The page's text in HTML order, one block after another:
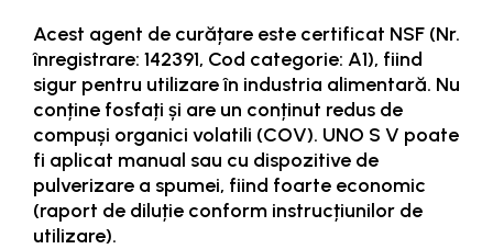
Acest agent de curățare este certificat NSF (Nr.
înregistrare: 142391, Cod categorie: A1), fiind
sigur pentru utilizare în industria alimentară. Nu
conține fosfați și are un conținut redus de
compuși organici volatili (COV). UNO S V poate
fi aplicat manual sau cu dispozitive de
pulverizare a spumei, fiind foarte economic
(raport de diluție conform instrucțiunilor de
utilizare).